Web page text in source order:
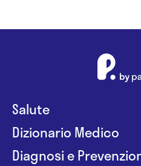
Salute
Dizionario Medico
Diagnosi e